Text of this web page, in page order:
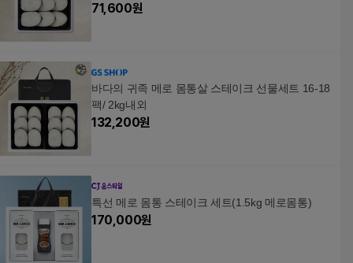
71,600원
바다의 귀족 메로 몸통살 스테이크 선물세트 16-18
팩/ 2kg내외
132,200원
특선 메로 몸통 스테이크 세트(1.5kg 메로몸통)
170,000원